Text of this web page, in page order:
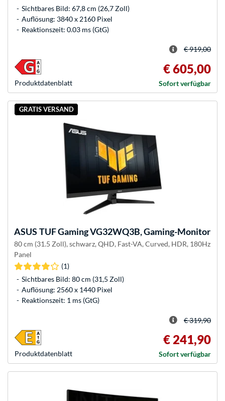
Sichtbares Bild: 67,8 cm (26,7 Zoll)
Auflösung: 3840 x 2160 Pixel
Reaktionszeit: 0.03 ms (GtG)
Produkt­datenblatt
€ 919,00
€ 605,00
Sofort verfügbar
GRATIS VERSAND
ASUS TUF Gaming VG32WQ3B, Gaming-Monitor
80 cm (31.5 Zoll), schwarz, QHD, Fast-VA, Curved, HDR, 180Hz
Panel
(1)
Sichtbares Bild: 80 cm (31,5 Zoll)
Auflösung: 2560 x 1440 Pixel
Reaktionszeit: 1 ms (GtG)
Produkt­datenblatt
€ 319,90
€ 241,90
Sofort verfügbar